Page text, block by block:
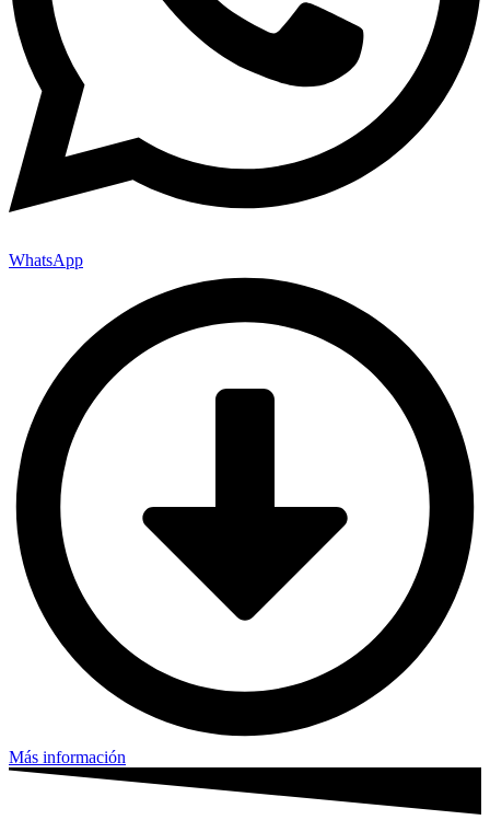
WhatsApp
Más información